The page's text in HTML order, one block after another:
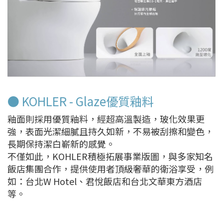
● KOHLER - Glaze優質釉料
釉面則採用優質釉料，經超高溫製造，玻化效果更
強，表面光潔細膩且持久如新，不易被刮擦和變色，
長期保持潔白嶄新的感覺。
不僅如此，KOHLER積極拓展事業版圖，與多家知名
飯店集團合作，提供使用者頂級奢華的衛浴享受，例
如：台北W Hotel、君悅飯店和台北文華東方酒店
等。